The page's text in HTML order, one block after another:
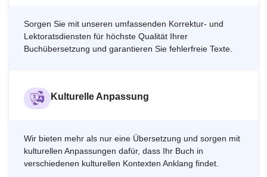
Sorgen Sie mit unseren umfassenden Korrektur- und
Lektoratsdiensten für höchste Qualität Ihrer
Buchübersetzung und garantieren Sie fehlerfreie Texte.
Kulturelle Anpassung
Wir bieten mehr als nur eine Übersetzung und sorgen mit
kulturellen Anpassungen dafür, dass Ihr Buch in
verschiedenen kulturellen Kontexten Anklang findet.